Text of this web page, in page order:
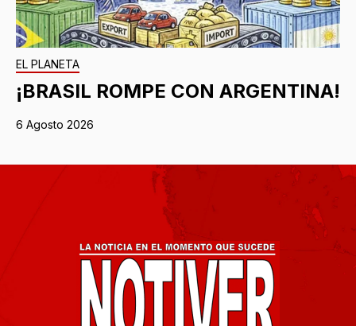
EL PLANETA
¡BRASIL ROMPE CON ARGENTINA!
6 Agosto 2026